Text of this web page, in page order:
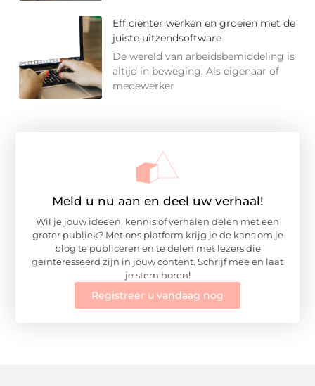
Efficiënter werken en groeien met de
juiste uitzendsoftware
De wereld van arbeidsbemiddeling is
altijd in beweging. Als eigenaar of
medewerker
Meld u nu aan en deel uw verhaal!
Wil je jouw ideeën, kennis of verhalen delen met een
groter publiek? Met ons platform krijg je de kans om je
blog te publiceren en te delen met lezers die
geïnteresseerd zijn in jouw content. Schrijf mee en laat
je stem horen!
Registreer u vandaag nog